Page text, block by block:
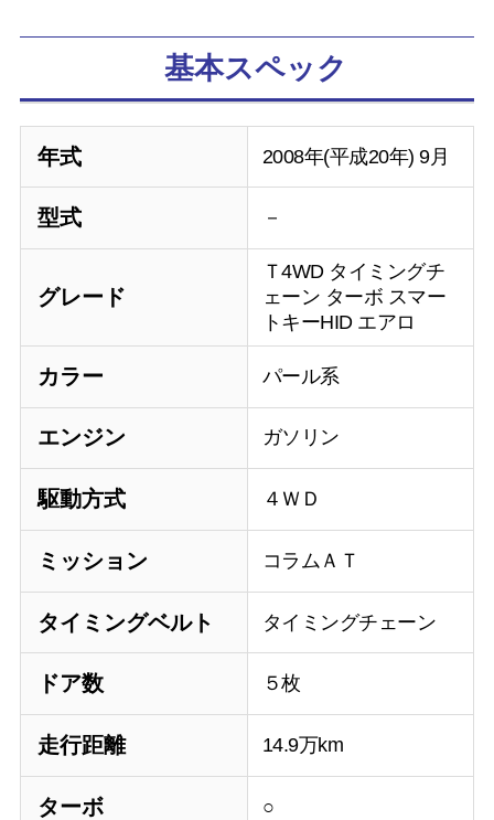
基本スペック
年式 2008年(平成20年) 9月
型式 －
グレード
Ｔ4WD タイミングチ
ェーン ターボ スマー
トキーHID エアロ
カラー パール系
エンジン ガソリン
駆動方式 ４ＷＤ
ミッション コラムＡＴ
タイミングベルト タイミングチェーン
ドア数 ５枚
走行距離 14.9万km
ターボ ○